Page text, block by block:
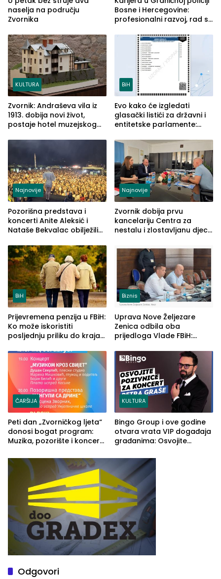
naselja na području
Zvornika
Bosne i Hercegovine:
profesionalni razvoj, rad sa
služba građanima
KULTURA
Zvornik: Andraševa vila iz
1913. dobija novi život,
postaje hotel muzejskog
BiH
Evo kako će izgledati
glasački listići za državni i
entitetske parlamente:
vidljive na njima
Najnovije
Pozorišna predstava i
koncerti Anite Aleksić i
Nataše Bekvalac obilježili
ljeta (FOTO)
Najnovije
Zvornik dobija prvu
kancelariju Centra za
nestalu i zlostavljanu djecu
BiH
Prijevremena penzija u FBiH:
Ko može iskoristiti
posljednju priliku do kraja
Biznis
Uprava Nove Željezare
Zenica odbila oba
prijedloga Vlade FBiH:
rješenje
ČARŠIJA
Peti dan „Zvorničkog ljeta“
donosi bogat program:
Muzika, pozorište i koncert
KULTURA
Bingo Group i ove godine
otvara vrata VIP događaja
građanima: Osvojite
Graše
Odgovori